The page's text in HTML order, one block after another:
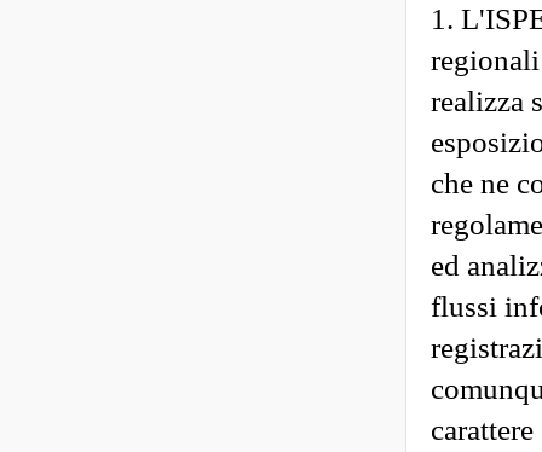
1.
realizza
che ne
ed
flussi